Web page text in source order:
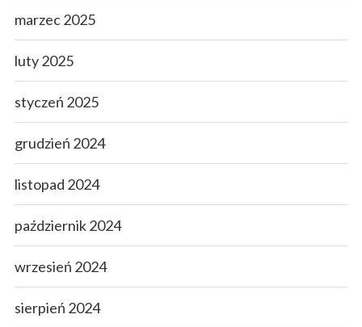
marzec 2025
luty 2025
styczeń 2025
grudzień 2024
listopad 2024
październik 2024
wrzesień 2024
sierpień 2024